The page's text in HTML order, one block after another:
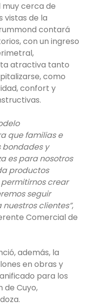
muy cerca de
vistas de la
contará
con un ingreso
atractiva tanto
como
confort y
que familias e
bondades y
es para nosotros
productos
crear
seguir
clientes”,
Comercial de
además, la
en obras y
para los
de Cuyo,